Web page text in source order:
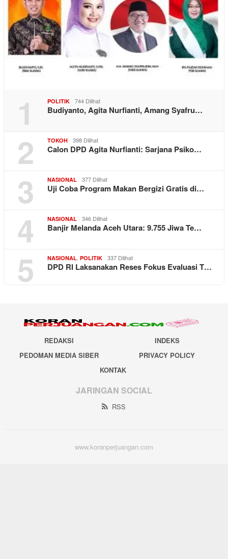
1 POLITIK 744 Dilihat
Budiyanto, Agita Nurfianti, Amang Syafru…
2 TOKOH 398 Dilihat
Calon DPD Agita Nurfianti: Sarjana Psiko…
3 NASIONAL 377 Dilihat
Uji Coba Program Makan Bergizi Gratis di…
4 NASIONAL 346 Dilihat
Banjir Melanda Aceh Utara: 9.755 Jiwa Te…
5 NASIONAL POLITIK 337 Dilihat
DPD RI Laksanakan Reses Fokus Evaluasi T…
REDAKSI
INDEKS
PEDOMAN MEDIA SIBER
PRIVACY POLICY
KONTAK
JARINGAN SOCIAL
RSS
www.koranperjuangan.com